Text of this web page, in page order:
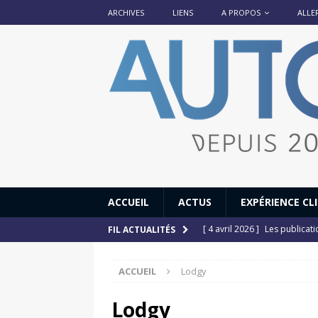
ARCHIVES LIENS A PROPOS
ACCUEIL ACTUS EXPÉRIENCE
FIL ACTUALITÉS [ 4 avril 2026 ] Les
[ 12 juillet 2025 ]
ACCUEIL Lodgy
Lodgy